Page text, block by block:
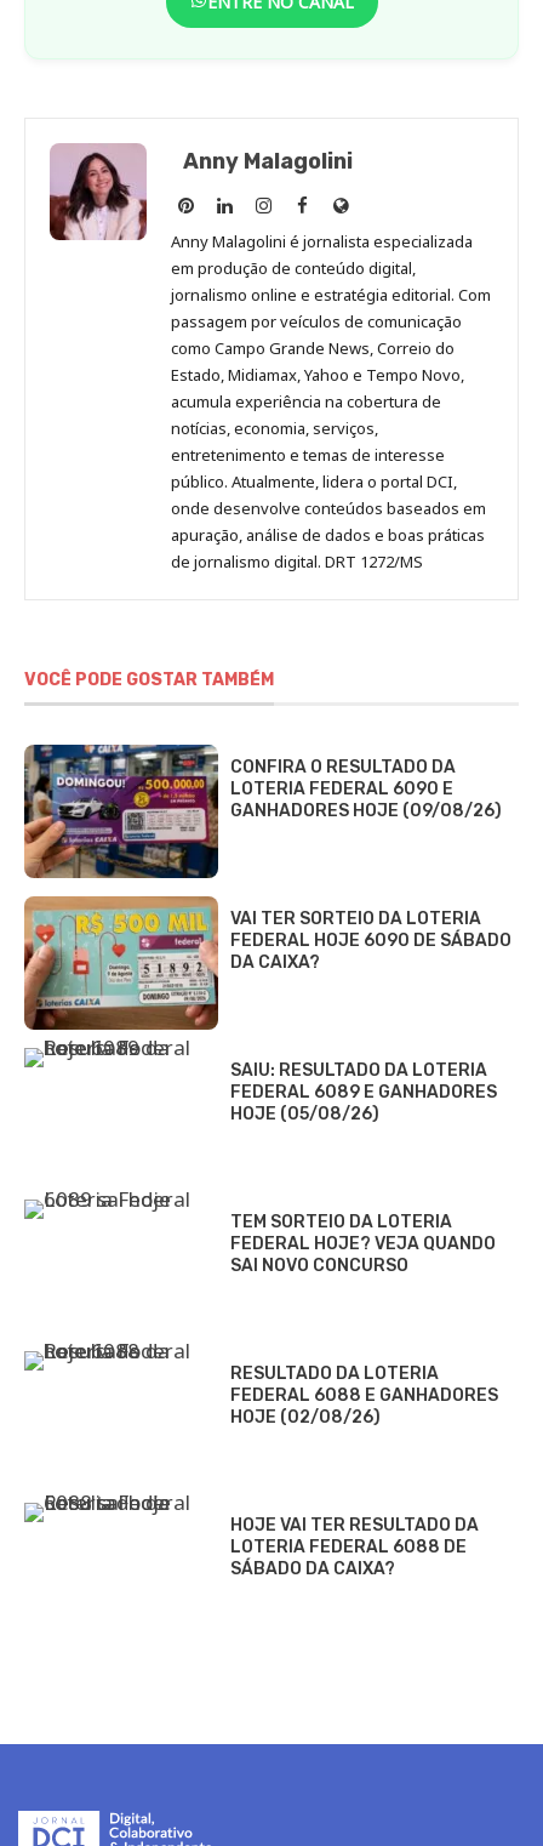
Anny Malagolini
Anny
Malagolini
no
Pinterest
Anny
Malagolini
no
LinkedIn
Anny
Malagolini
no
Instagram
Anny
Malagolini
no
Facebook
Site
de
Anny
Malagolini
Anny Malagolini é jornalista especializada
em produção de conteúdo digital,
jornalismo online e estratégia editorial. Com
passagem por veículos de comunicação
como Campo Grande News, Correio do
Estado, Midiamax, Yahoo e Tempo Novo,
acumula experiência na cobertura de
notícias, economia, serviços,
entretenimento e temas de interesse
público. Atualmente, lidera o portal DCI,
onde desenvolve conteúdos baseados em
apuração, análise de dados e boas práticas
de jornalismo digital. DRT 1272/MS
VOCÊ PODE GOSTAR TAMBÉM
CONFIRA O RESULTADO DA
LOTERIA FEDERAL 6090 E
GANHADORES HOJE (09/08/26)
VAI TER SORTEIO DA LOTERIA
FEDERAL HOJE 6090 DE SÁBADO
DA CAIXA?
SAIU: RESULTADO DA LOTERIA
FEDERAL 6089 E GANHADORES
HOJE (05/08/26)
TEM SORTEIO DA LOTERIA
FEDERAL HOJE? VEJA QUANDO
SAI NOVO CONCURSO
RESULTADO DA LOTERIA
FEDERAL 6088 E GANHADORES
HOJE (02/08/26)
HOJE VAI TER RESULTADO DA
LOTERIA FEDERAL 6088 DE
SÁBADO DA CAIXA?